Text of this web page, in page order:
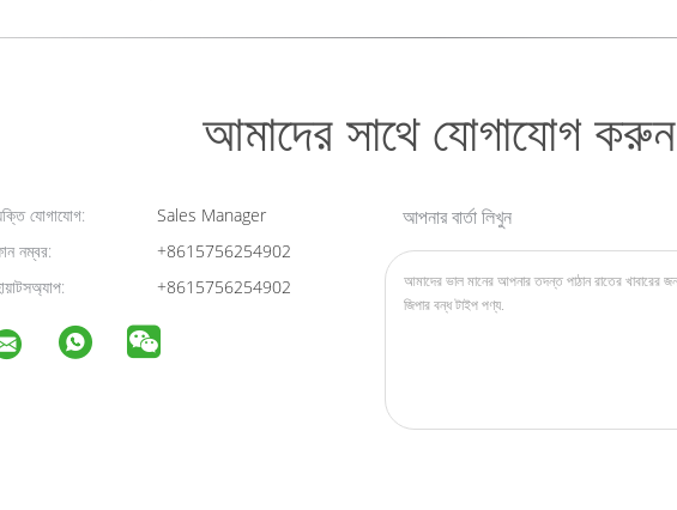
আমাদের সাথে যোগাযোগ করুন
যোগাযোগ:
Sales Manager
নম্বর:
+8615756254902
+8615756254902
আপনার বার্তা লিখুন